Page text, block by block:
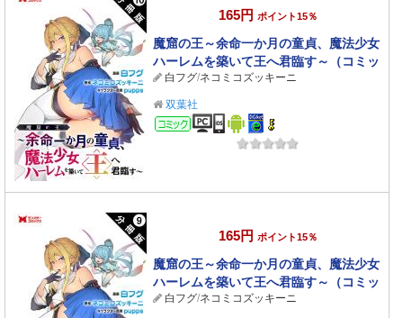
165円 ポイント15％
魔窟の王～余命一か月の童貞、魔法少女
ハーレムを築いて王へ君臨す～（コミッ
ク） 分冊版 ： 10
白フグ/ネコミコズッキーニ
双葉社
コミック
165円 ポイント15％
魔窟の王～余命一か月の童貞、魔法少女
ハーレムを築いて王へ君臨す～（コミッ
ク） 分冊版 ： 9
白フグ/ネコミコズッキーニ